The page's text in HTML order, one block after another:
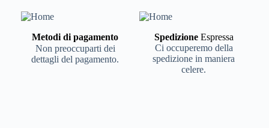
Metodi di pagamento
Non preoccuparti dei
dettagli del pagamento.
Spedizione Espressa
Ci occuperemo della
spedizione in maniera
celere.